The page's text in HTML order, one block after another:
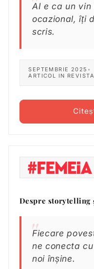
AI e ca un
ocazional, îți
scris.
SEPTEMBRIE 2025 •
ARTICOL IN
Despre storytelling
Fiecare
ne conecta
noi înșine.